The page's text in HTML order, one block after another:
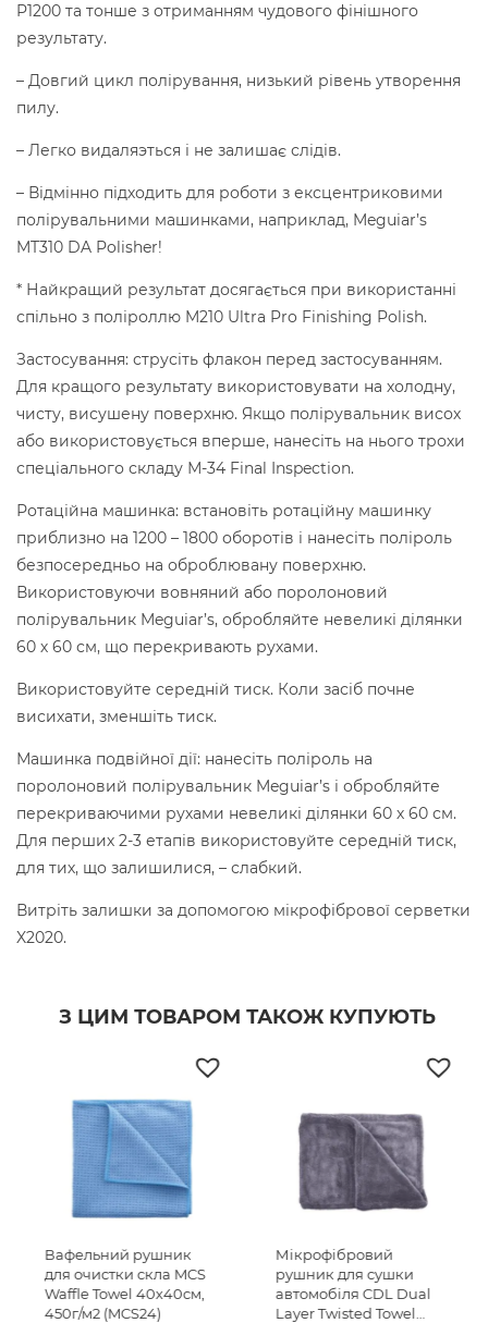
P1200 та тонше з отриманням чудового фінішного
результату.
– Довгий цикл полірування, низький рівень утворення
пилу.
– Легко видаляэться і не залишає слідів.
– Відмінно підходить для роботи з ексцентриковими
полірувальними машинками, наприклад, Meguiar’s
MT310 DA Polisher!
* Найкращий результат досягається при використанні
спільно з поліроллю M210 Ultra Pro Finishing Polish.
Застосування: струсіть флакон перед застосуванням.
Для кращого результату використовувати на холодну,
чисту, висушену поверхню. Якщо полірувальник висох
або використовується вперше, нанесіть на нього трохи
спеціального складу М-34 Final Inspection.
Ротаційна машинка: встановіть ротаційну машинку
приблизно на 1200 – 1800 оборотів і нанесіть поліроль
безпосередньо на оброблювану поверхню.
Використовуючи вовняний або поролоновий
полірувальник Meguiar’s, обробляйте невеликі ділянки
60 х 60 см, що перекривають рухами.
Використовуйте середній тиск. Коли засіб почне
висихати, зменшіть тиск.
Машинка подвійної дії: нанесіть поліроль на
поролоновий полірувальник Meguiar’s і обробляйте
перекриваючими рухами невеликі ділянки 60 х 60 см.
Для перших 2-3 етапів використовуйте середній тиск,
для тих, що залишилися, – слабкий.
Витріть залишки за допомогою мікрофібрової серветки
X2020.
З ЦИМ ТОВАРОМ ТАКОЖ КУПУЮТЬ
Вафельний рушник
для очистки скла MCS
Waffle Towel 40х40см,
450г/м2 (MCS24)
Мікрофібровий
рушник для сушки
автомобіля CDL Dual
Layer Twisted Towel